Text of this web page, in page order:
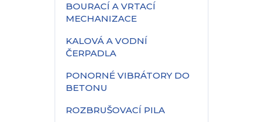
BOURACÍ A VRTACÍ
MECHANIZACE
KALOVÁ A VODNÍ
ČERPADLA
PONORNÉ VIBRÁTORY DO
BETONU
ROZBRUŠOVACÍ PILA